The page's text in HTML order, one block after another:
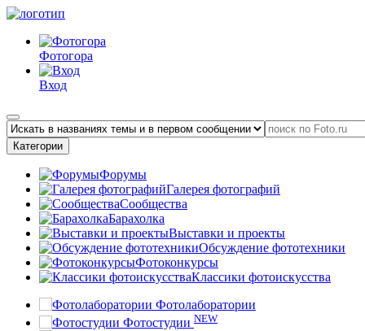
Фотогора
Вход
Категории
Форумы
Галерея фотографий
Сообщества
Барахолка
Выставки и проекты
Обсуждение фототехники
Фотоконкурсы
Классики фотоискусства
Фотолаборатории
Фотостудии NEW